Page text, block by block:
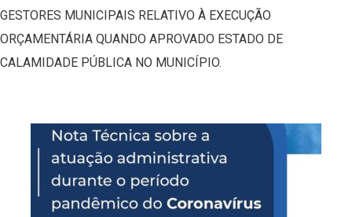
GESTORES MUNICIPAIS RELATIVO À EXECUÇÃO
ORÇAMENTÁRIA QUANDO APROVADO ESTADO DE
CALAMIDADE PÚBLICA NO MUNICÍPIO.